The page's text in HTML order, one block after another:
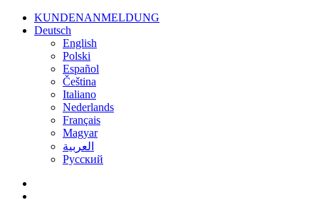
KUNDENANMELDUNG
Deutsch
English
Polski
Español
Čeština
Italiano
Nederlands
Français
Magyar
العربية‏
Русский